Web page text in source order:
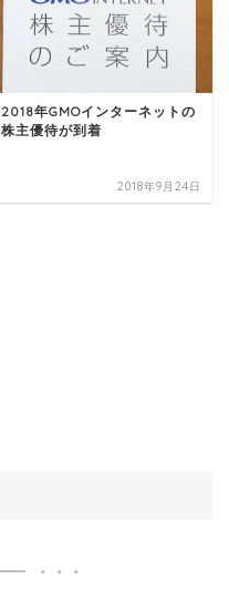
2018年GMOインターネットの
株主優待が到着
2018年9月24日